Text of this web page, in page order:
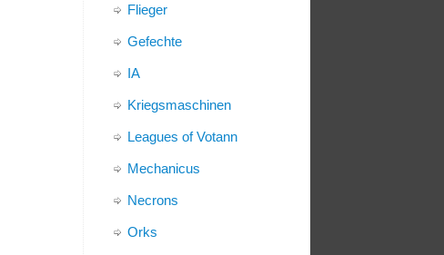
Flieger
Gefechte
IA
Kriegsmaschinen
Leagues of Votann
Mechanicus
Necrons
Orks